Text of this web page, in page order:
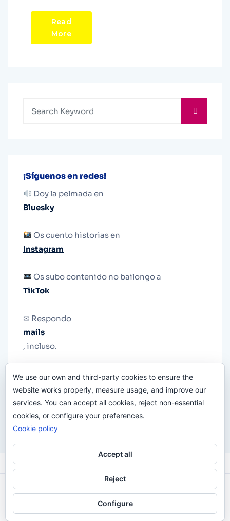
Read
More
¡Síguenos en redes!
Doy la pelmada en
Bluesky
Os cuento historias en
Instagram
Os subo contenido no bailongo a
TikTok
✉ Respondo
mails
, incluso.
le quiten el teléfono.
Odi O'Malley © 2016-2025. Todos Los Derechos
Reservados.
We use our own and third-party cookies to ensure the
website works properly, measure usage, and improve our
services. You can accept all cookies, reject non-essential
cookies, or configure your preferences.
Cookie policy
Accept all
Reject
Configure